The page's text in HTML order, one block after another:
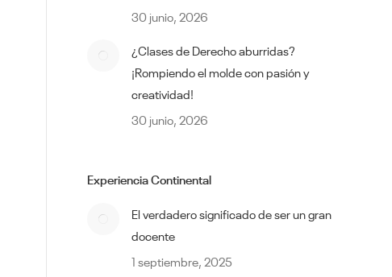
30 junio, 2026
¿Clases de Derecho aburridas?
¡Rompiendo el molde con pasión y
creatividad!
30 junio, 2026
Experiencia Continental
El verdadero significado de ser un gran
docente
1 septiembre, 2025